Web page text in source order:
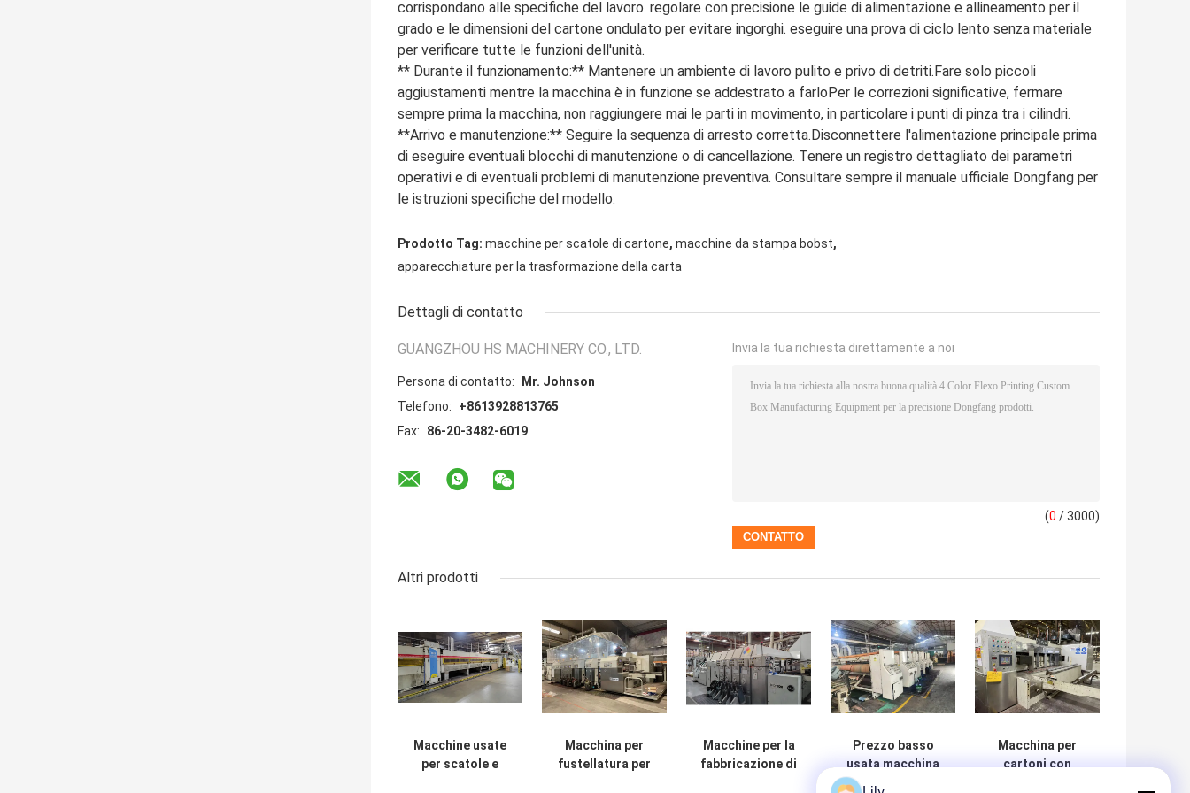
corrispondano alle specifiche del lavoro. regolare con precisione le guide di alimentazione e allineamento per il
grado e le dimensioni del cartone ondulato per evitare ingorghi. eseguire una prova di ciclo lento senza materiale
per verificare tutte le funzioni dell'unità.
** Durante il funzionamento:** Mantenere un ambiente di lavoro pulito e privo di detriti.Fare solo piccoli
aggiustamenti mentre la macchina è in funzione se addestrato a farloPer le correzioni significative, fermare
sempre prima la macchina, non raggiungere mai le parti in movimento, in particolare i punti di pinza tra i cilindri.
**Arrivo e manutenzione:** Seguire la sequenza di arresto corretta.Disconnettere l'alimentazione principale prima
di eseguire eventuali blocchi di manutenzione o di cancellazione. Tenere un registro dettagliato dei parametri
operativi e di eventuali problemi di manutenzione preventiva. Consultare sempre il manuale ufficiale Dongfang per
le istruzioni specifiche del modello.
Prodotto Tag: macchine per scatole di cartone, macchine da stampa bobst,
apparecchiature per la trasformazione della carta
Dettagli di contatto
GUANGZHOU HS MACHINERY CO., LTD.
Persona di contatto:
Mr. Johnson
Telefono:
+8613928813765
Fax:
86-20-3482-6019
Invia la tua richiesta direttamente a noi
(0 / 3000)
Altri prodotti
Macchine usate
per scatole e
Macchina per
fustellatura per
Macchine per la
fabbricazione di
Prezzo basso
usata macchina
Macchina per
cartoni con